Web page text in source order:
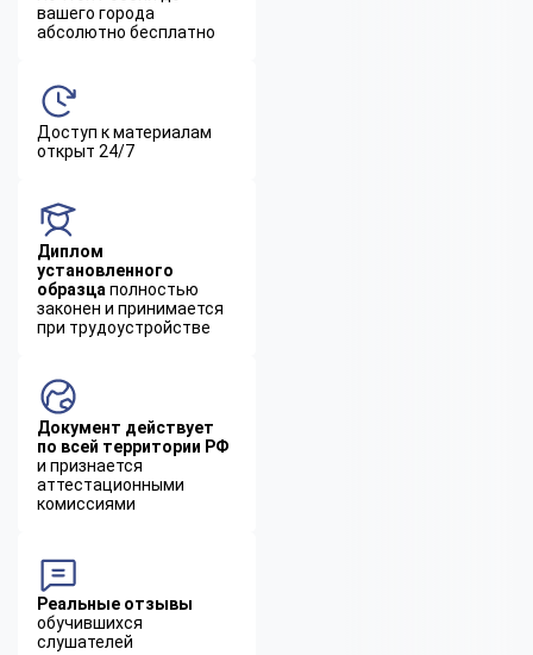
вашего города
абсолютно бесплатно
Доступ к материалам
открыт 24/7
Диплом
установленного
образца полностью
законен и принимается
при трудоустройстве
Документ действует
по всей территории РФ
и признается
аттестационными
комиссиями
Реальные отзывы
обучившихся
слушателей